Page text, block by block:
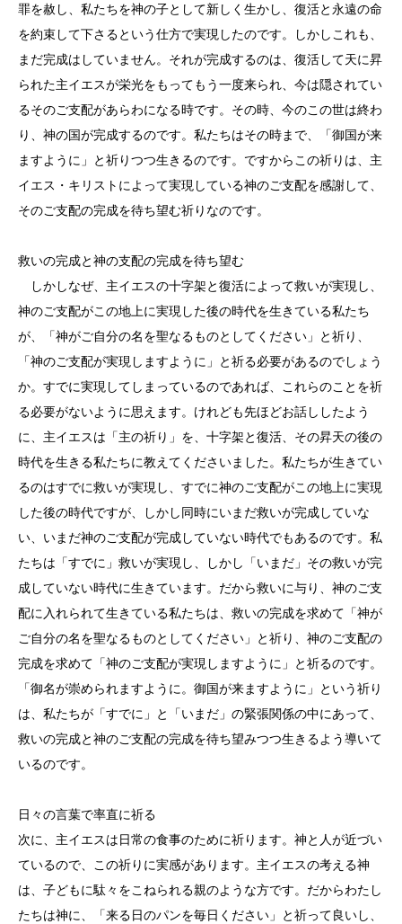
罪を赦し、私たちを神の子として新しく生かし、復活と永遠の命
を約束して下さるという仕方で実現したのです。しかしこれも、
まだ完成はしていません。それが完成するのは、復活して天に昇
られた主イエスが栄光をもってもう一度来られ、今は隠されてい
るそのご支配があらわになる時です。その時、今のこの世は終わ
り、神の国が完成するのです。私たちはその時まで、「御国が来
ますように」と祈りつつ生きるのです。ですからこの祈りは、主
イエス・キリストによって実現している神のご支配を感謝して、
そのご支配の完成を待ち望む祈りなのです。
救いの完成と神の支配の完成を待ち望む
しかしなぜ、主イエスの十字架と復活によって救いが実現し、
神のご支配がこの地上に実現した後の時代を生きている私たち
が、「神がご自分の名を聖なるものとしてください」と祈り、
「神のご支配が実現しますように」と祈る必要があるのでしょう
か。すでに実現してしまっているのであれば、これらのことを祈
る必要がないように思えます。けれども先ほどお話ししたよう
に、主イエスは「主の祈り」を、十字架と復活、その昇天の後の
時代を生きる私たちに教えてくださいました。私たちが生きてい
るのはすでに救いが実現し、すでに神のご支配がこの地上に実現
した後の時代ですが、しかし同時にいまだ救いが完成していな
い、いまだ神のご支配が完成していない時代でもあるのです。私
たちは「すでに」救いが実現し、しかし「いまだ」その救いが完
成していない時代に生きています。だから救いに与り、神のご支
配に入れられて生きている私たちは、救いの完成を求めて「神が
ご自分の名を聖なるものとしてください」と祈り、神のご支配の
完成を求めて「神のご支配が実現しますように」と祈るのです。
「御名が崇められますように。御国が来ますように」という祈り
は、私たちが「すでに」と「いまだ」の緊張関係の中にあって、
救いの完成と神のご支配の完成を待ち望みつつ生きるよう導いて
いるのです。
日々の言葉で率直に祈る
次に、主イエスは日常の食事のために祈ります。神と人が近づい
ているので、この祈りに実感があります。主イエスの考える神
は、子どもに駄々をこねられる親のような方です。だからわたし
たちは神に、「来る日のパンを毎日ください」と祈って良いし、